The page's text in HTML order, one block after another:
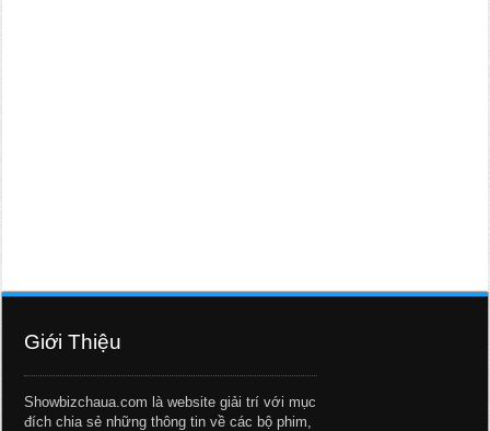
Giới Thiệu
Showbizchaua.com là website giải trí với mục
đích chia sẻ những thông tin về các bộ phim,